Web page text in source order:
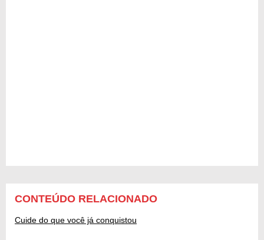
CONTEÚDO RELACIONADO
Cuide do que você já conquistou